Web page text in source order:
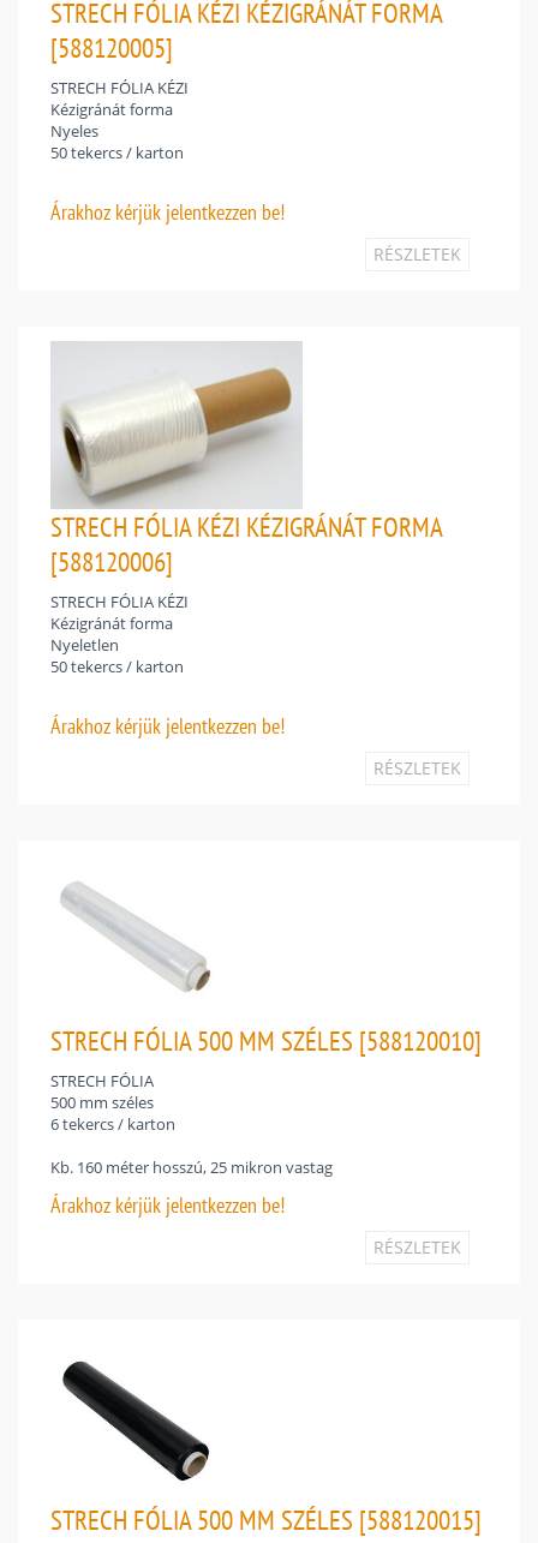
STRECH FÓLIA KÉZI KÉZIGRÁNÁT FORMA
[588120005]
STRECH FÓLIA KÉZI
Kézigránát forma
Nyeles
50 tekercs / karton
Árakhoz kérjük jelentkezzen be!
RÉSZLETEK
STRECH FÓLIA KÉZI KÉZIGRÁNÁT FORMA
[588120006]
STRECH FÓLIA KÉZI
Kézigránát forma
Nyeletlen
50 tekercs / karton
Árakhoz kérjük jelentkezzen be!
RÉSZLETEK
STRECH FÓLIA 500 MM SZÉLES [588120010]
STRECH FÓLIA
500 mm széles
6 tekercs / karton
Kb. 160 méter hosszú, 25 mikron vastag
Árakhoz kérjük jelentkezzen be!
RÉSZLETEK
STRECH FÓLIA 500 MM SZÉLES [588120015]